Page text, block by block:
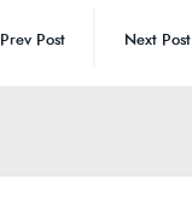
Prev Post Next Post